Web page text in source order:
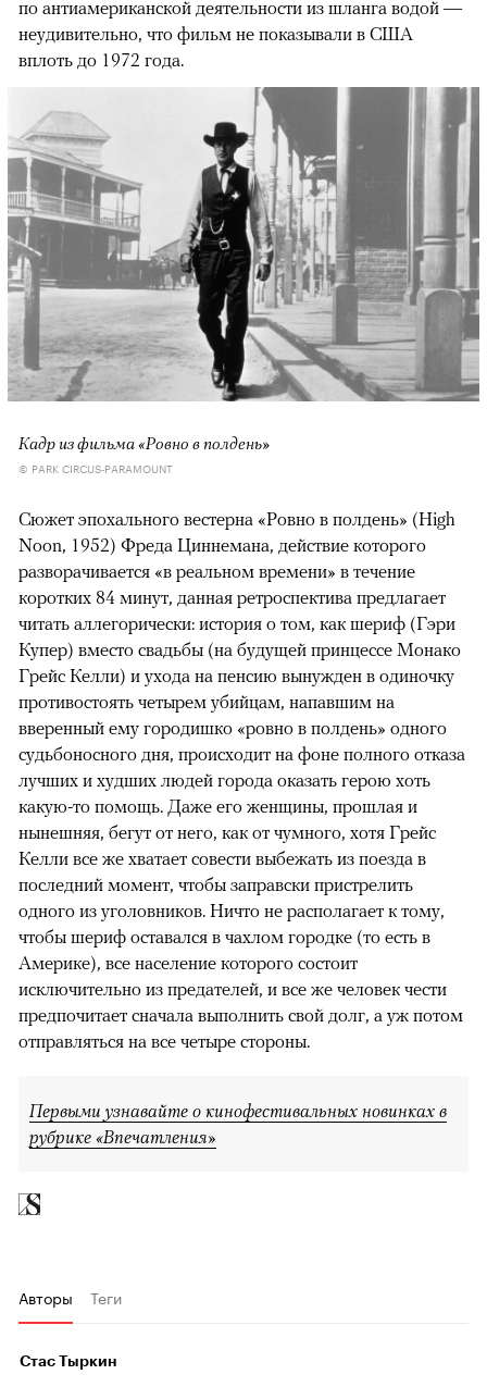
по антиамериканской деятельности из шланга водой —
неудивительно, что фильм не показывали в США
вплоть до 1972 года.
Кадр из фильма «Ровно в полдень»
© PARK CIRCUS-PARAMOUNT
Сюжет эпохального вестерна «Ровно в полдень» (High
Noon, 1952) Фреда Циннемана, действие которого
разворачивается «в реальном времени» в течение
коротких 84 минут, данная ретроспектива предлагает
читать аллегорически: история о том, как шериф (Гэри
Купер) вместо свадьбы (на будущей принцессе Монако
Грейс Келли) и ухода на пенсию вынужден в одиночку
противостоять четырем убийцам, напавшим на
вверенный ему городишко «ровно в полдень» одного
судьбоносного дня, происходит на фоне полного отказа
лучших и худших людей города оказать герою хоть
какую-то помощь. Даже его женщины, прошлая и
нынешняя, бегут от него, как от чумного, хотя Грейс
Келли все же хватает совести выбежать из поезда в
последний момент, чтобы заправски пристрелить
одного из уголовников. Ничто не располагает к тому,
чтобы шериф оставался в чахлом городке (то есть в
Америке), все население которого состоит
исключительно из предателей, и все же человек чести
предпочитает сначала выполнить свой долг, а уж потом
отправляться на все четыре стороны.
Первыми узнавайте о кинофестивальных новинках в
рубрике «Впечатления»
Авторы Теги
Стас Тыркин